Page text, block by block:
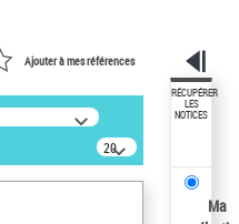
Ajouter à mes références
20
résultats/page
RÉCUPÉRER
LES
NOTICES
Ma